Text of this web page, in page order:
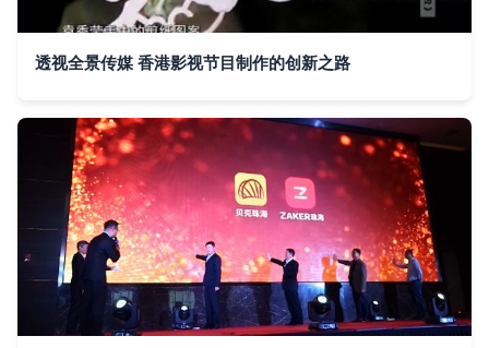
透视全景传媒 香港影视节目制作的创新之路